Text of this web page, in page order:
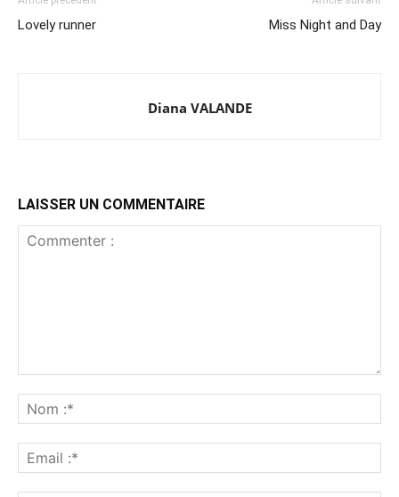
Lovely runner Miss Night and Day
Diana VALANDE
LAISSER UN COMMENTAIRE